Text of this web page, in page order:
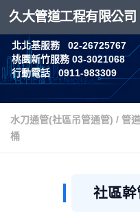
Skip to content
久大管道工程有限公司
北北基服務 02-26725767
桃園新竹服務 03-3021068
行動電話 0911-983309
水刀通管(社區吊管通管) / 管
桶
社區幹